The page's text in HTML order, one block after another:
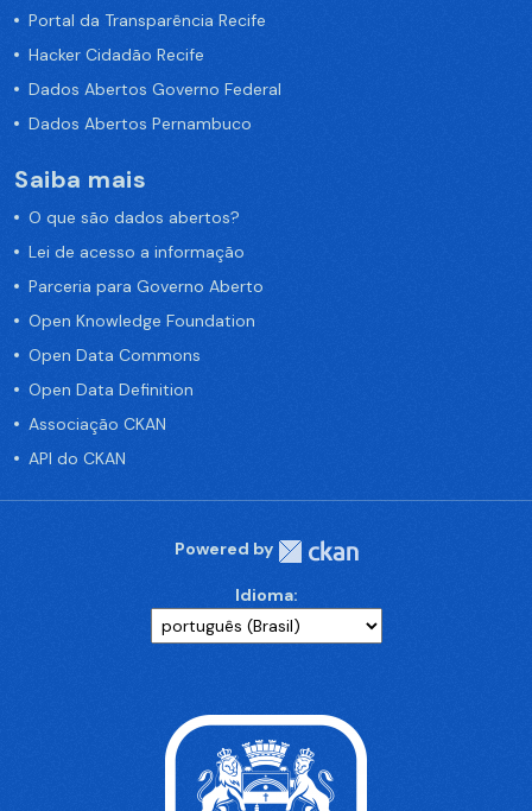
Portal da Transparência Recife
Hacker Cidadão Recife
Dados Abertos Governo Federal
Dados Abertos Pernambuco
Saiba mais
O que são dados abertos?
Lei de acesso a informação
Parceria para Governo Aberto
Open Knowledge Foundation
Open Data Commons
Open Data Definition
Associação CKAN
API do CKAN
Powered by
Idioma